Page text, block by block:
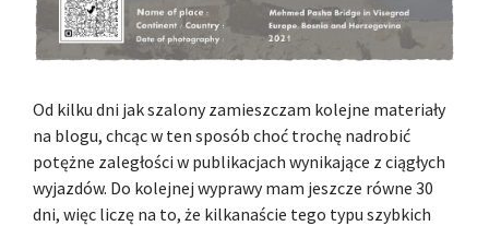
Od kilku dni jak szalony zamieszczam kolejne materiały
na blogu, chcąc w ten sposób choć trochę nadrobić
potężne zaległości w publikacjach wynikające z ciągłych
wyjazdów. Do kolejnej wyprawy mam jeszcze równe 30
dni, więc liczę na to, że kilkanaście tego typu szybkich